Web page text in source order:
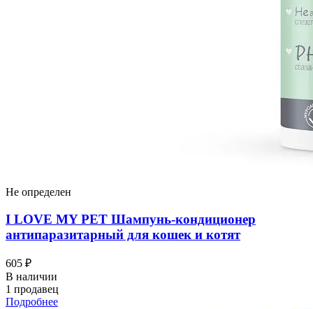
Не определен
I LOVЕ MY PET Шампунь-кондиционер
антипаразитарный для кошек и котят
605 ₽
В наличии
1 продавец
Подробнее